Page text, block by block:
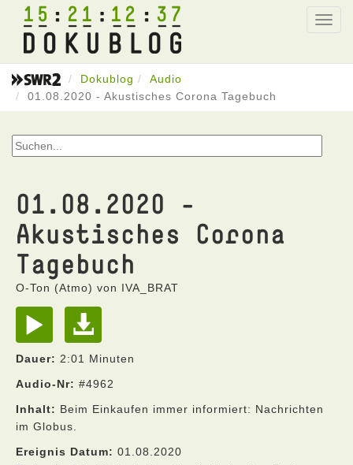
15 21 12 37
Dokublog
Audio
01.08.2020 - Akustisches Corona Tagebuch
01.08.2020 -
Akustisches Corona
Tagebuch
O-Ton (Atmo) von IVA_BRAT
Dauer: 2:01 Minuten
Audio-Nr: #4962
Inhalt: Beim Einkaufen immer informiert: Nachrichten
im Globus.
Ereignis Datum: 01.08.2020